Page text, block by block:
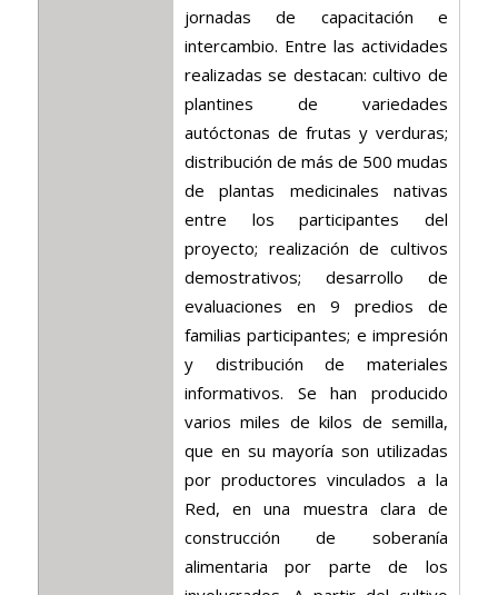
jornadas de capacitación e
intercambio. Entre las actividades
realizadas se destacan: cultivo de
plantines de variedades
autóctonas de frutas y verduras;
distribución de más de 500 mudas
de plantas medicinales nativas
entre los participantes del
proyecto; realización de cultivos
demostrativos; desarrollo de
evaluaciones en 9 predios de
familias participantes; e impresión
y distribución de materiales
informativos. Se han producido
varios miles de kilos de semilla,
que en su mayoría son utilizadas
por productores vinculados a la
Red, en una muestra clara de
construcción de soberanía
alimentaria por parte de los